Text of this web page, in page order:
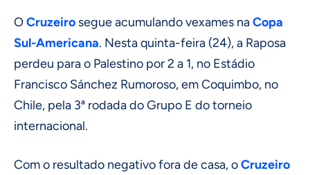
OCruzeiro segue acumulando vexames naCopa
Sul-Americana. Nesta quinta-feira (24), a Raposa
perdeu para o Palestino por 2 a 1, no Estádio
Francisco Sánchez Rumoroso, em Coquimbo, no
Chile, pela 3ª rodada do Grupo E do torneio
internacional.
Com o resultado negativo fora de casa, oCruzeiro